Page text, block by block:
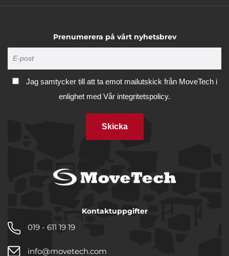
Prenumerera på vårt nyhetsbrev
Jag samtycker till att ta emot mailutskick från MoveTech i
enlighet med Vår integritetspolicy.
Skicka
Kontaktuppgifter
019 - 611 19 19
info@movetech.com